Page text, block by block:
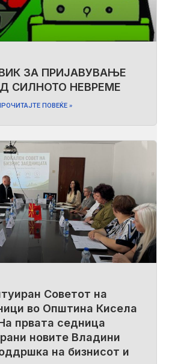
ЗА ПРИЈАВУВАЊЕ
СИЛНОТО НЕВРЕМЕ
ПОВЕЌЕ »
Советот на
во Општина Кисела
првата седница
новите Владини
на бизнисот и